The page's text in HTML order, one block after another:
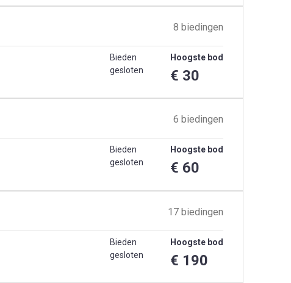
8 biedingen
Bieden
gesloten
Hoogste bod
€ 30
6 biedingen
Bieden
gesloten
Hoogste bod
€ 60
17 biedingen
Bieden
gesloten
Hoogste bod
€ 190